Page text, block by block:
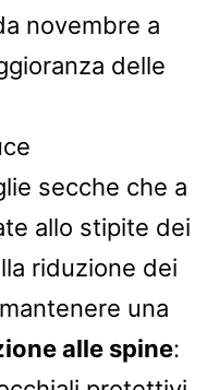
novembre a
delle
secche che a
allo stipite dei
riduzione dei
una
alle spine: